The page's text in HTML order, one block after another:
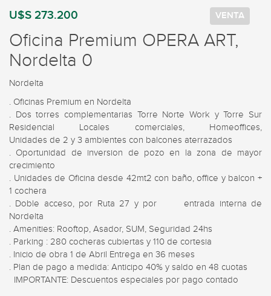
U$S 273.200 VENTA
Oficina Premium OPERA ART,
Nordelta 0
Nordelta
. Oficinas Premium en Nordelta
. Dos torres complementarias Torre Norte Work y Torre Sur
Residencial Locales comerciales, Homeoffices,
Unidades de 2 y 3 ambientes con balcones aterrazados
. Oportunidad de inversion de pozo en la zona de mayor
crecimiento
. Unidades de Oficina desde 42mt2 con baño, office y balcon +
1 cochera
. Doble acceso, por Ruta 27 y por      entrada interna de
Nordelta
. Amenities: Rooftop, Asador, SUM, Seguridad 24hs
. Parking : 280 cocheras cubiertas y 110 de cortesia
. Inicio de obra 1 de Abril Entrega en 36 meses
. Plan de pago a medida: Anticipo 40% y saldo en 48 cuotas